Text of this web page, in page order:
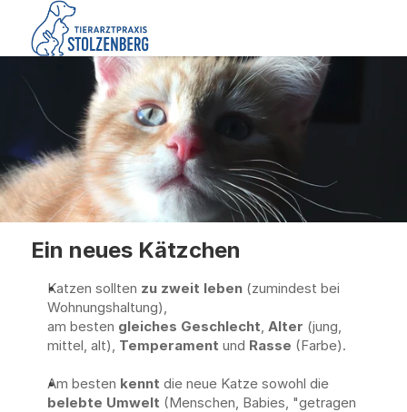
Ein neues Kätzchen
Katzen sollten zu zweit leben (zumindest bei
Wohnungshaltung),
am besten gleiches Geschlecht, Alter (jung,
mittel, alt), Temperament und Rasse (Farbe).
Am besten kennt
die neue Katze sowohl die
belebte Umwelt (Menschen, Babies, "getragen